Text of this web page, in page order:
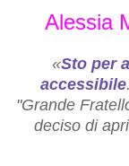
Alessia
«Sto per
accessibile
"Grande
deciso di